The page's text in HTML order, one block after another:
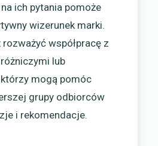
ich pytania pomoże
wizerunek marki.
współpracę z
lub
mogą pomóc
grupy odbiorców
i rekomendacje.